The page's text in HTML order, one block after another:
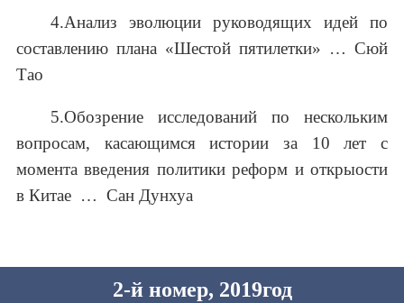
4.Анализ эволюции руководящих идей по
составлению плана «Шестой пятилетки» … Сюй
Тао
5.Обозрение исследований по нескольким
вопросам, касающимся истории за 10 лет с
момента введения политики реформ и открыости
в Китае … Сан Дунхуа
2-й номер, 2019год